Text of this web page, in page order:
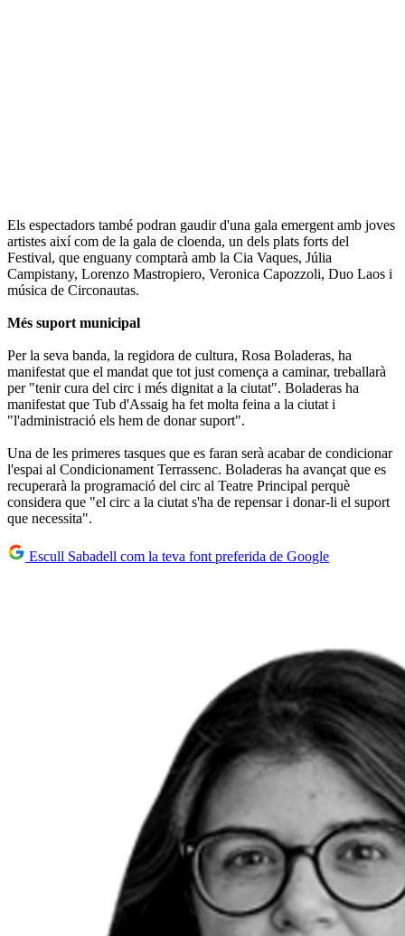
Els espectadors també podran gaudir d'una gala emergent amb joves
artistes així com de la gala de cloenda, un dels plats forts del
Festival, que enguany comptarà amb la Cia Vaques, Júlia
Campistany, Lorenzo Mastropiero, Veronica Capozzoli, Duo Laos i
música de Circonautas.
Més suport municipal
Per la seva banda, la regidora de cultura, Rosa Boladeras, ha
manifestat que el mandat que tot just comença a caminar, treballarà
per "tenir cura del circ i més dignitat a la ciutat". Boladeras ha
manifestat que Tub d'Assaig ha fet molta feina a la ciutat i
"l'administració els hem de donar suport".
Una de les primeres tasques que es faran serà acabar de condicionar
l'espai al Condicionament Terrassenc. Boladeras ha avançat que es
recuperarà la programació del circ al Teatre Principal perquè
considera que "el circ a la ciutat s'ha de repensar i donar-li el suport
que necessita".
Escull Sabadell com la teva font preferida de Google